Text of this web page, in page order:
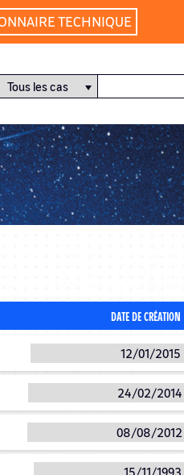
TECHNIQUE
DATE DE CRÉATION
12/01/2015
24/02/2014
08/08/2012
15/11/1993